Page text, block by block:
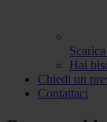
Hai
Chiedi un
Contattaci